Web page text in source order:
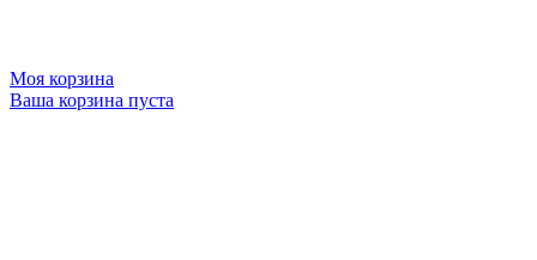
Моя корзина
Ваша корзина пуста